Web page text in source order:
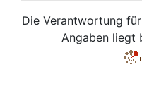
Die Verantwortung
Angaben liegt